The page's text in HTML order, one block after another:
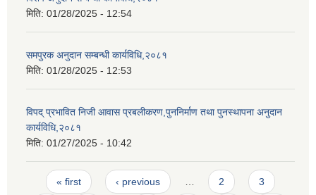
मिति: 01/28/2025 - 12:54
समपुरक अनुदान सम्बन्धी कार्यविधि,२०८१
मिति: 01/28/2025 - 12:53
विपद् प्रभावित निजी आवास प्रबलीकरण,पुननिर्माण तथा पुनस्थापना अनुदान
कार्यविधि,२०८१
मिति: 01/27/2025 - 10:42
Pages
« first ‹ previous 2 3